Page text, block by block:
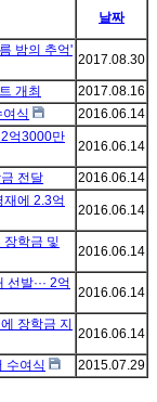
날짜
밤의 추억'
2017.08.30
개최
2017.08.16
식 2016.06.14
억3000만
2016.06.14
전달 2016.06.14
재에 2.3억
2016.06.14
장학금 및
2016.06.14
발··· 2억
2016.06.14
장학금 지
2016.06.14
수여식 2015.07.29